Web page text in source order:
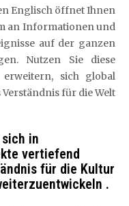
Englisch öffnet Ihnen
an Informationen und
auf der ganzen
Nutzen Sie diese
sich global
für die Welt
in
vertiefend
für die Kultur
.